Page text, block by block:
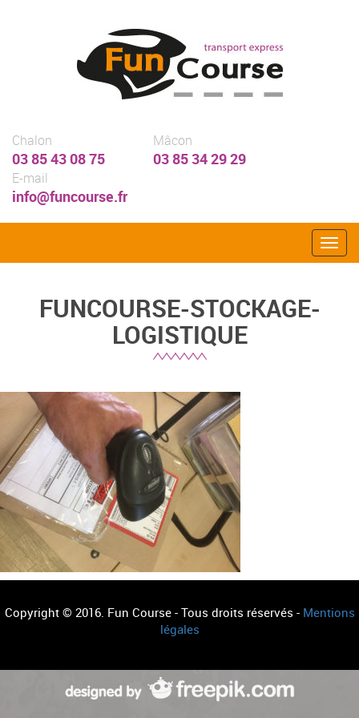
Chalon
03 85 43 08 75
Mâcon
03 85 34 29 29
E-mail
info@funcourse.fr
FUNCOURSE-STOCKAGE-
LOGISTIQUE
Copyright © 2016. Fun Course - Tous droits réservés - Mentions
légales